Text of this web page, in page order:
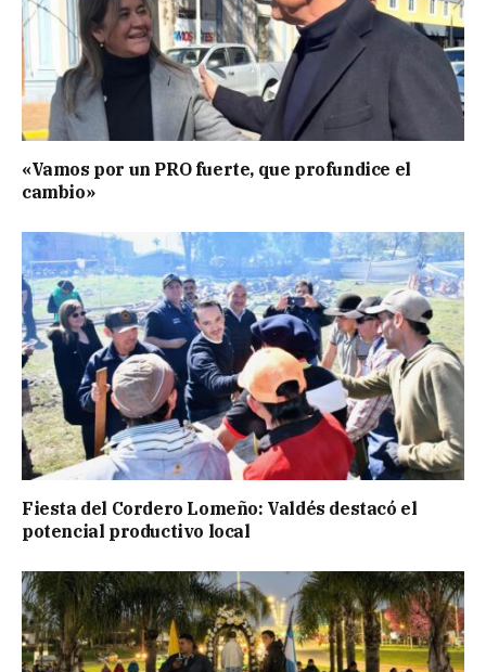
«Vamos por un PRO fuerte, que profundice el
cambio»
Fiesta del Cordero Lomeño: Valdés destacó el
potencial productivo local